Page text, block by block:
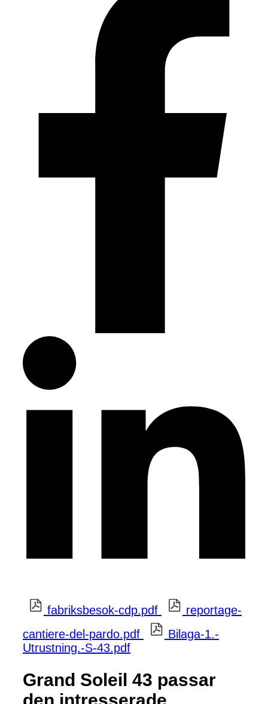
fabriksbesok-cdp.pdf
reportage-
cantiere-del-pardo.pdf
Bilaga-1.-
Utrustning.-S-43.pdf
Grand Soleil 43 passar
den intresserade